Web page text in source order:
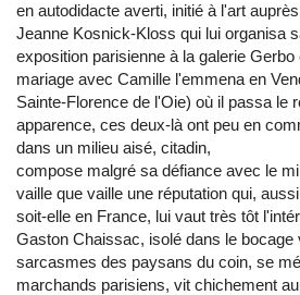
en autodidacte averti, initié à l'art
Jeanne Kosnick-Kloss qui lui organisa
exposition parisienne à la galerie
mariage avec Camille l'emmena en
Sainte-Florence de l'Oie) où il passa le
apparence, ces deux-là ont peu en
dans un milieu aisé, citadin,
compose malgré sa défiance avec le
vaille que vaille une réputation qui,
soit-elle en France, lui vaut très tôt
Gaston Chaissac, isolé dans le bocage
sarcasmes des paysans du coin, se
marchands parisiens, vit chichement